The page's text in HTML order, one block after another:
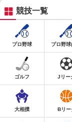
競技一覧
プロ野球 プロ野球
ゴルフ Jリー
大相撲 Bリー